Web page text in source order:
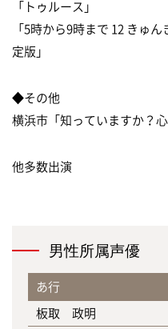
「トゥルース」
「5時から9時まで 12 きゅ
定版」
◆その他
横浜市「知っていますか？
他多数出演
男性所属声優
あ行
板取 政明